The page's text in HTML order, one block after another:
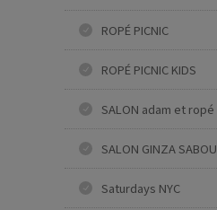
ROPÉ PICNIC
ROPÉ PICNIC KIDS
SALON adam et ropé
SALON GINZA SABOU
Saturdays NYC